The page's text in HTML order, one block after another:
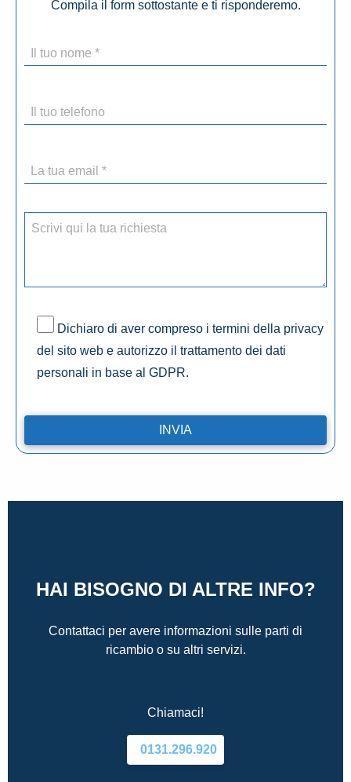
Compila il form sottostante e ti risponderemo.
Dichiaro di aver compreso i termini della privacy
del sito web e autorizzo il trattamento dei dati
personali in base al GDPR.
HAI BISOGNO DI ALTRE INFO?
Contattaci per avere informazioni sulle parti di
ricambio o su altri servizi.
Chiamaci!
0131.296.920